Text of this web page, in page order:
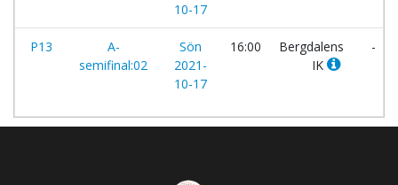
10-17
P13
A-
semifinal:02
Sön
2021-
10-17
16:00
Bergdalens
IK
-